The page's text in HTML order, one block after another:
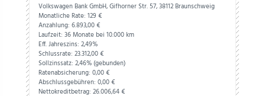
Volkswagen Bank GmbH, Gifhorner Str. 57, 38112 Braunschweig
Monatliche Rate: 129 €
Anzahlung: 6.893,00€
Laufzeit: 36 Monate bei 10.000 km
Eff. Jahreszins: 2,49%
Schlussrate: 23.312,00€
Sollzinssatz: 2,46% (gebunden)
Ratenabsicherung: 0,00€
Abschlussgebühren: 0,00€
Nettokreditbetrag: 26.006,64€